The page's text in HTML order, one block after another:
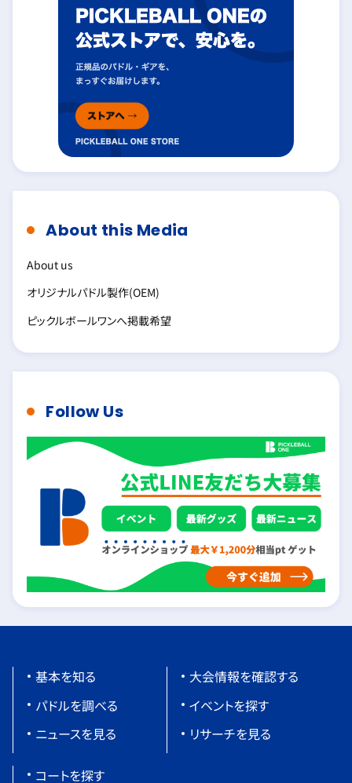
About this Media
About us
オリジナルパドル製作(OEM)
ピックルボールワンへ掲載希望
Follow Us
基本を知る
パドルを調べる
ニュースを見る
大会情報を確認する
イベントを探す
リサーチを見る
コートを探す